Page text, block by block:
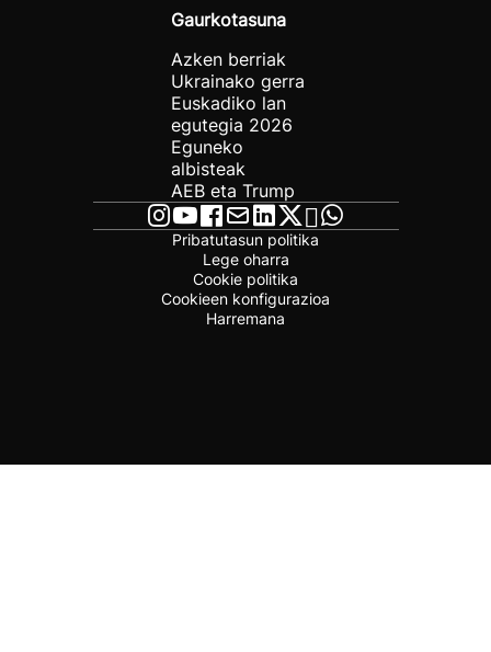
Gaurkotasuna
Azken berriak
Ukrainako gerra
Euskadiko lan
egutegia 2026
Eguneko
albisteak
AEB eta Trump
Pribatutasun politika
Lege oharra
Cookie politika
Cookieen konfigurazioa
Harremana